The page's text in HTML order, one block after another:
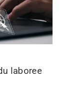
laboree